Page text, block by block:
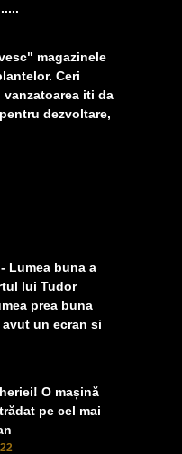
magazinele
Ceri
vanzatoarea iti da
dezvoltare,
Lumea buna a
lui Tudor
prea buna
un ecran si
O mașină
pe cel mai